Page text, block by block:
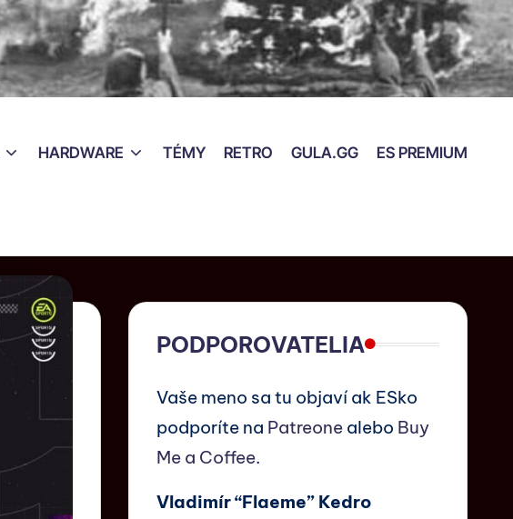
HARDWARE TÉMY RETRO GULA.GG ES PREMIUM
PODPOROVATELIA
Vaše meno sa tu objaví ak ESko
podporíte na Patreonealebo Buy
Me a Coffee.
Vladimír “Flaeme” Kedro